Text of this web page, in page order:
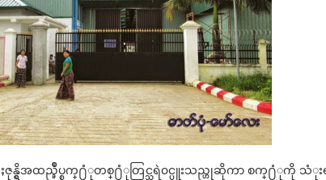
ဇုန္ရွိအထည္ခ်ဳပ္စက္႐ံုတစ္႐ံုတြင္သရဲ၀င္ပူးသည္ဟုဆိုကာ စက္႐ံုကို သံုးရ